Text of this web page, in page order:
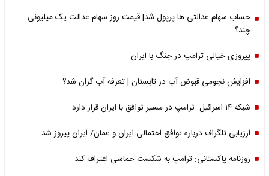
حساب سهام عدالتی ها پرپول شد| قیمت روز سهام عدالت یک میلیونی
چند؟
پیروزی خیالی ترامپ در جنگ با ایران
افزایش نجومی قبوض آب در تابستان | تعرفه آب گران شد؟
شبکه ۱۴ اسرائیل: ترامپ در مسیر توافق با ایران قرار دارد
ارزیابی تلگراف درباره توافق احتمالی ایران و عمان/ ایران پیروز شد
روزنامه پاکستانی: ترامپ به شکست حماسی اعتراف کند